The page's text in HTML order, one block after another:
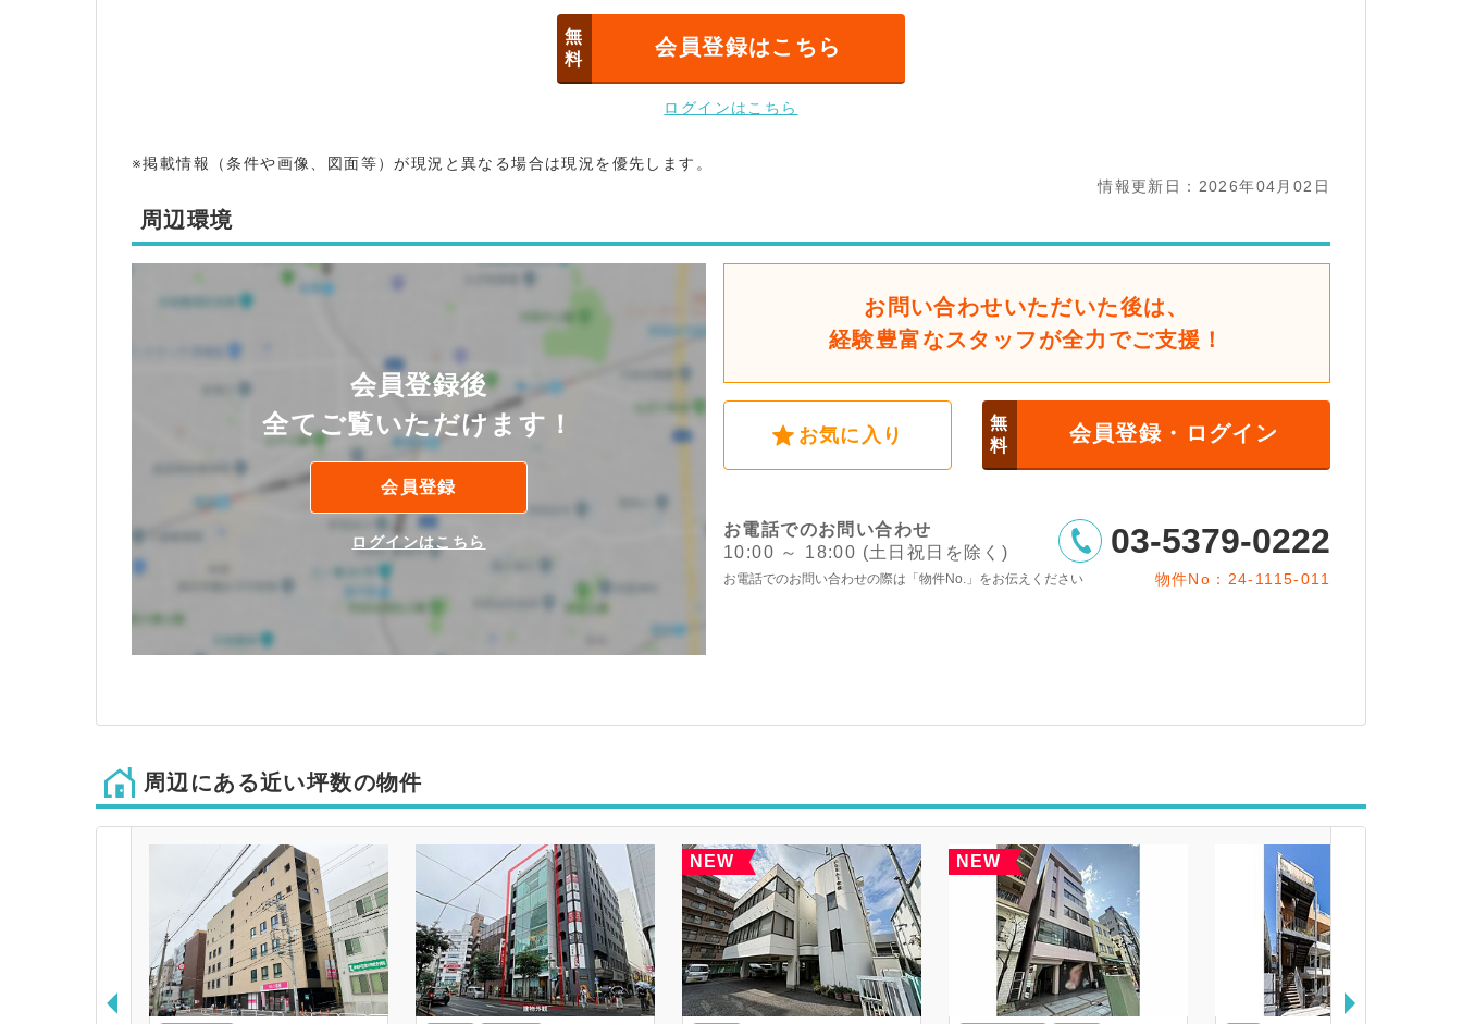
無
料
会員登録はこちら
ログインはこちら
※掲載情報（条件や画像、図面等）が現況と異なる場合は現況を優先します。
情報更新日：2026年04月02日
周辺環境
会員登録後
全てご覧いただけます！
会員登録
ログインはこちら
お問い合わせいただいた後は、
経験豊富なスタッフが全力でご支援！
お気に入り
無
料
会員登録・ログイン
お電話でのお問い合わせ
10:00 ～ 18:00 (土日祝日を除く)
03-5379-0222
お電話でのお問い合わせの際は「物件No.」をお伝えください 物件No：24-1115-011
周辺にある近い坪数の物件
NEW NEW